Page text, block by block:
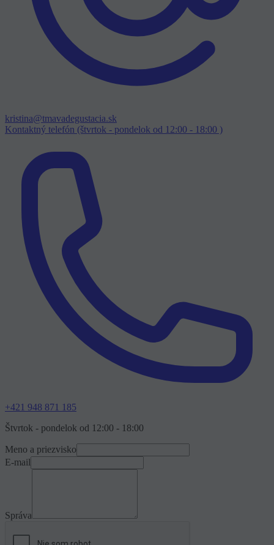
kristina@tmavadegustacia.sk
Kontaktný telefón (štvrtok - pondelok od 12:00 - 18:00 )
+421 948 871 185
Štvrtok - pondelok od 12:00 - 18:00
Meno a priezvisko
E-mail
Správa